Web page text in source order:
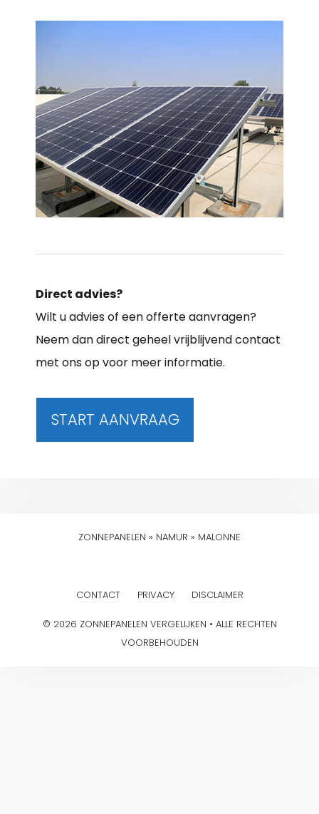
Direct advies?
Wilt u advies of een offerte aanvragen?
Neem dan direct geheel vrijblijvend contact
met ons op voor meer informatie.
START AANVRAAG
ZONNEPANELEN » NAMUR » MALONNE
CONTACT PRIVACY DISCLAIMER
© 2026 ZONNEPANELEN VERGELIJKEN • ALLE RECHTEN
VOORBEHOUDEN